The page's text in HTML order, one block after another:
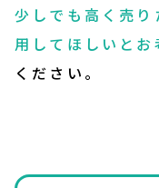
少しでも高く売
用してほしいとお
ください。